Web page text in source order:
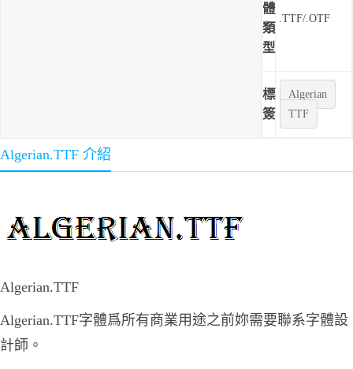
體
類
型
.TTF/.OTF
標
簽
Algerian
TTF
Algerian.TTF 介紹
Algerian.TTF
Algerian.TTF字體爲所有商業用途之前妳需要聯系字體設
計師。